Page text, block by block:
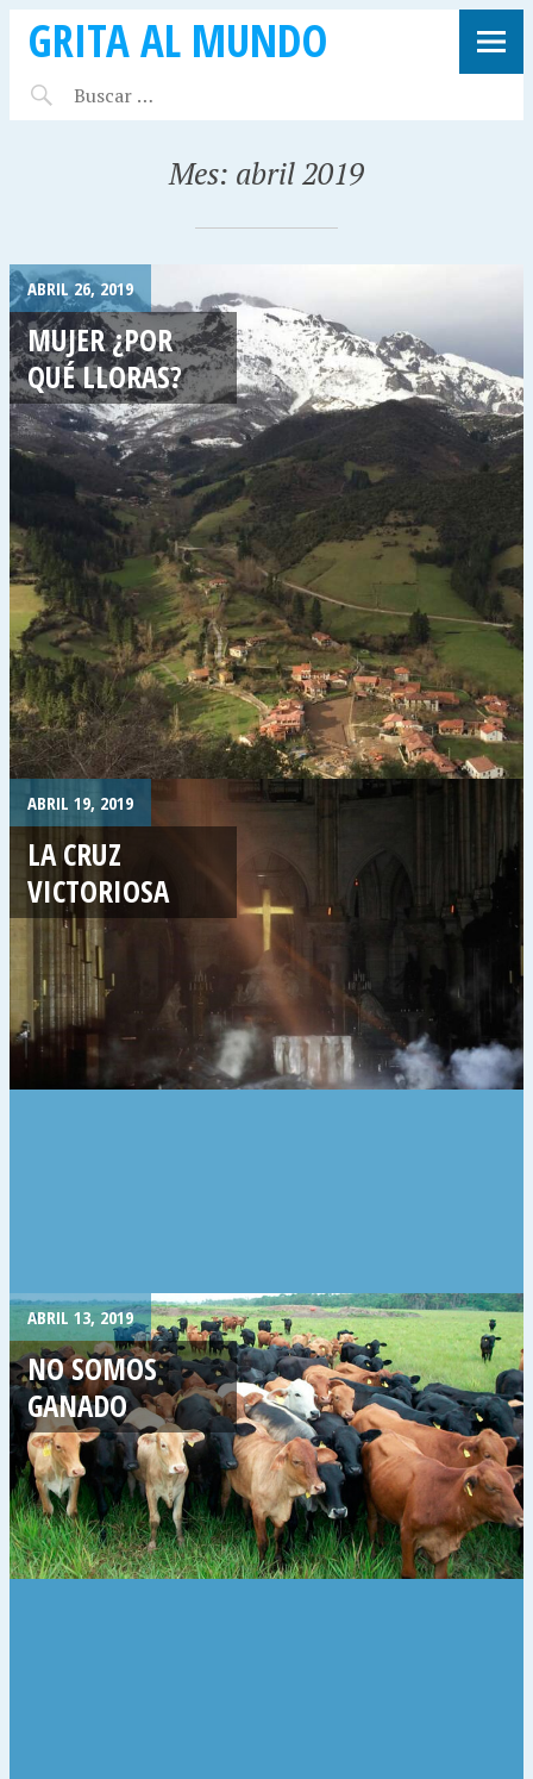
GRITA AL MUNDO
Mes: abril 2019
ABRIL 26, 2019
MUJER ¿POR
QUÉ LLORAS?
ABRIL 19, 2019
LA CRUZ
VICTORIOSA
ABRIL 13, 2019
NO SOMOS
GANADO